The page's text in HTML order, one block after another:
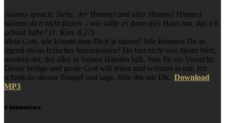
Salomo sprach: Siehe, der Himmel und aller Himmel Himmel
können dich nicht fassen – wie sollte es dann dies Haus tun, das ich
gebaut habe? (1. Kön. 8,27)
Mein Gott, wie könnte man Dich je fassen? Wie könntest Du in
irgend etwas Irdisches hineinpassen? Du bist nicht von dieser Welt,
sondern der, der alles in Seinen Händen hält. Was für ein Vorrecht:
Dieser heilige und große Gott will leben und wohnen in mir. Ich
schmücke diesen Tempel und sage, fülle ihn mir Dir. Download
MP3
0 Kommentare